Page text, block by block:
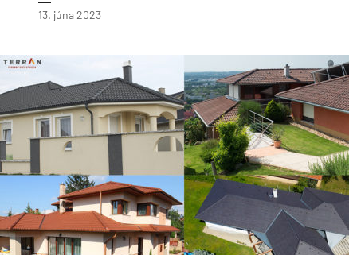
13. júna 2023